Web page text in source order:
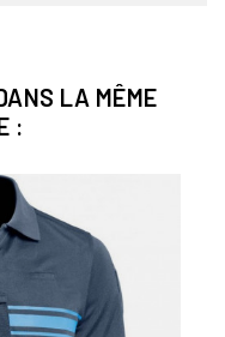
LA MÊME
: